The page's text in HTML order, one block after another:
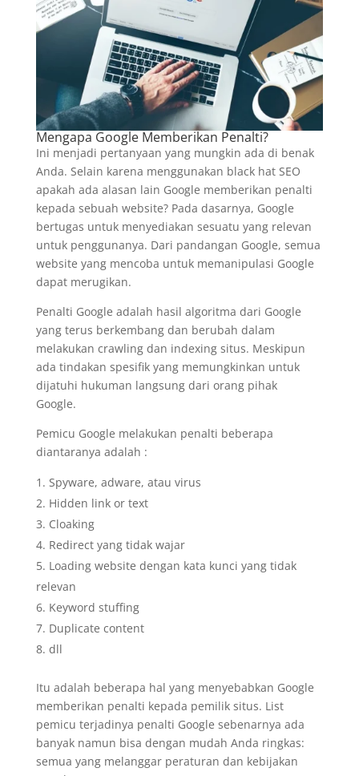
Mengapa Google Memberikan Penalti?
Ini menjadi pertanyaan yang mungkin ada di benak
Anda. Selain karena menggunakan black hat SEO
apakah ada alasan lain Google memberikan penalti
kepada sebuah website? Pada dasarnya, Google
bertugas untuk menyediakan sesuatu yang relevan
untuk penggunanya. Dari pandangan Google, semua
website yang mencoba untuk memanipulasi Google
dapat merugikan.
Penalti Google adalah hasil algoritma dari Google
yang terus berkembang dan berubah dalam
melakukan crawling dan indexing situs. Meskipun
ada tindakan spesifik yang memungkinkan untuk
dijatuhi hukuman langsung dari orang pihak
Google.
Pemicu Google melakukan penalti beberapa
diantaranya adalah :
Spyware, adware, atau virus
Hidden link or text
Cloaking
Redirect yang tidak wajar
Loading website dengan kata kunci yang tidak
relevan
Keyword stuffing
Duplicate content
dll
Itu adalah beberapa hal yang menyebabkan Google
memberikan penalti kepada pemilik situs. List
pemicu terjadinya penalti Google sebenarnya ada
banyak namun bisa dengan mudah Anda ringkas:
semua yang melanggar peraturan dan kebijakan